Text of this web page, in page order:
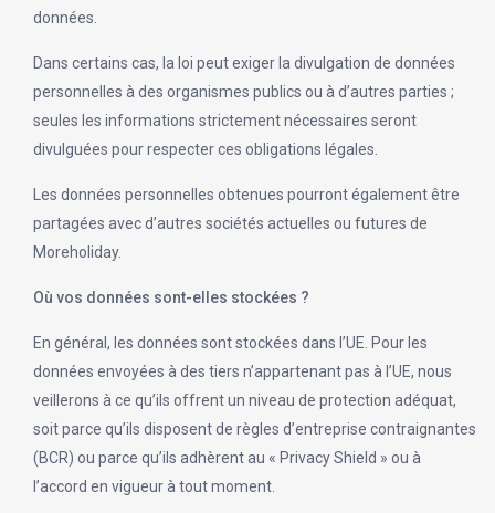
données.
Dans certains cas, la loi peut exiger la divulgation de données
personnelles à des organismes publics ou à d’autres parties ;
seules les informations strictement nécessaires seront
divulguées pour respecter ces obligations légales.
Les données personnelles obtenues pourront également être
partagées avec d’autres sociétés actuelles ou futures de
Moreholiday.
Où vos données sont-elles stockées ?
En général, les données sont stockées dans l’UE. Pour les
données envoyées à des tiers n’appartenant pas à l’UE, nous
veillerons à ce qu’ils offrent un niveau de protection adéquat,
soit parce qu’ils disposent de règles d’entreprise contraignantes
(BCR) ou parce qu’ils adhèrent au « Privacy Shield » ou à
l’accord en vigueur à tout moment.